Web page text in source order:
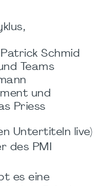
Schmid
Teams
und
Priess
Untertiteln live)
des PMI
es eine